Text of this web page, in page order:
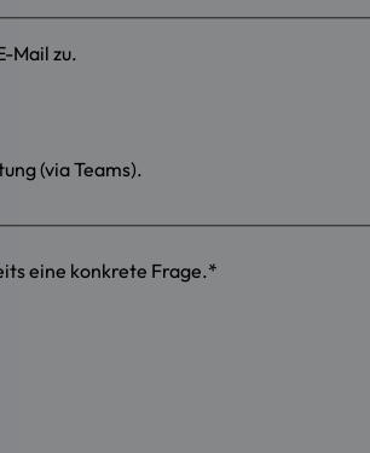
Mail zu.
(via Teams).
eine konkrete Frage.*